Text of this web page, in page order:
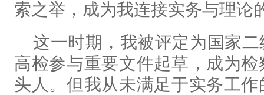
索之举，成为我连接实务与理论
这一时期，我被评定为国家
高检参与重要文件起草，成为
头人。但我从未满足于实务工